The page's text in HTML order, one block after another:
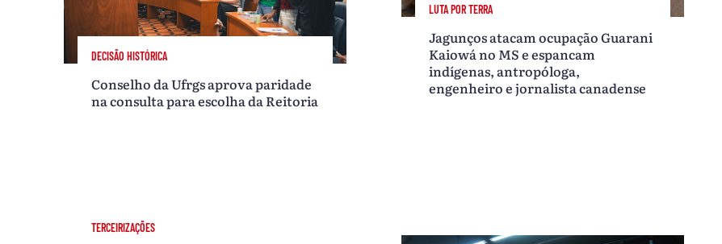
DECISÃO HISTÓRICA
Conselho da Ufrgs aprova paridade
na consulta para escolha da Reitoria
LUTA POR TERRA
Jagunços atacam ocupação Guarani
Kaiowá no MS e espancam
indígenas, antropóloga,
engenheiro e jornalista canadense
TERCEIRIZAÇÕES